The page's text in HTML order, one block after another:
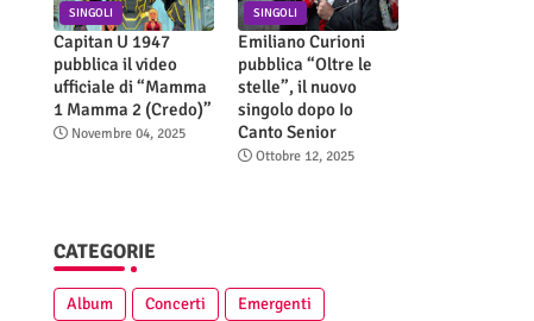
SINGOLI
Capitan U 1947
pubblica il video
ufficiale di “Mamma
1 Mamma 2 (Credo)”
Novembre 04, 2025
SINGOLI
Emiliano Curioni
pubblica “Oltre le
stelle”, il nuovo
singolo dopo Io
Canto Senior
Ottobre 12, 2025
CATEGORIE
Album Concerti
Emergenti